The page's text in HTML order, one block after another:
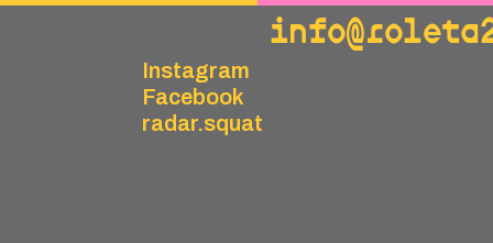
Instagram
Facebook
radar.squat